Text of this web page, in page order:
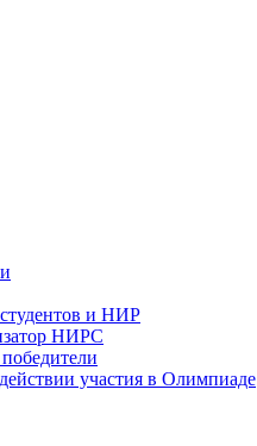
и НИР
НИРС
участия в Олимпиаде